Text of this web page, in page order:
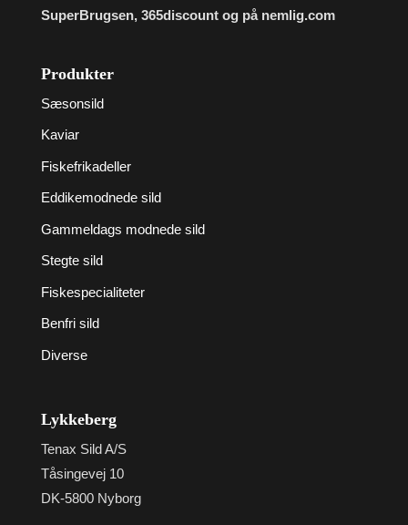
SuperBrugsen, 365discount og på nemlig.com
Produkter
Sæsonsild
Kaviar
Fiskefrikadeller
Eddikemodnede sild
Gammeldags modnede sild
Stegte sild
Fiskespecialiteter
Benfri sild
Diverse
Lykkeberg
Tenax Sild A/S
Tåsingevej 10
DK-5800 Nyborg